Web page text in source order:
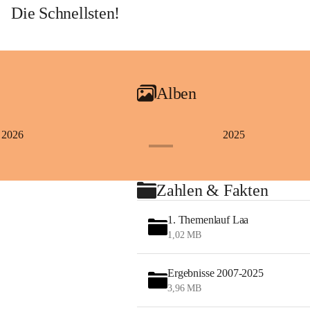
Die Schnellsten!
Alben
2026 2025
Zahlen & Fakten
1. Themenlauf Laa
1,02 MB
Ergebnisse 2007-2025
3,96 MB